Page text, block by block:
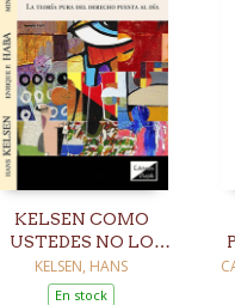
KELSEN COMO
USTEDES NO LO
CONOCEN
KELSEN, HANS
En stock